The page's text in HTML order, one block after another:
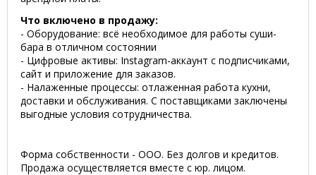
Что включено в продажу:
- Оборудование: всё необходимое для работы суши-
бара в отличном состоянии
- Цифровые активы: Instagram-аккаунт с подписчиками,
сайт и приложение для заказов.
- Налаженные процессы: отлаженная работа кухни,
доставки и обслуживания. С поставщиками заключены
выгодные условия сотрудничества.
Форма собственности - ООО. Без долгов и кредитов.
Продажа осуществляется вместе с юр. лицом.